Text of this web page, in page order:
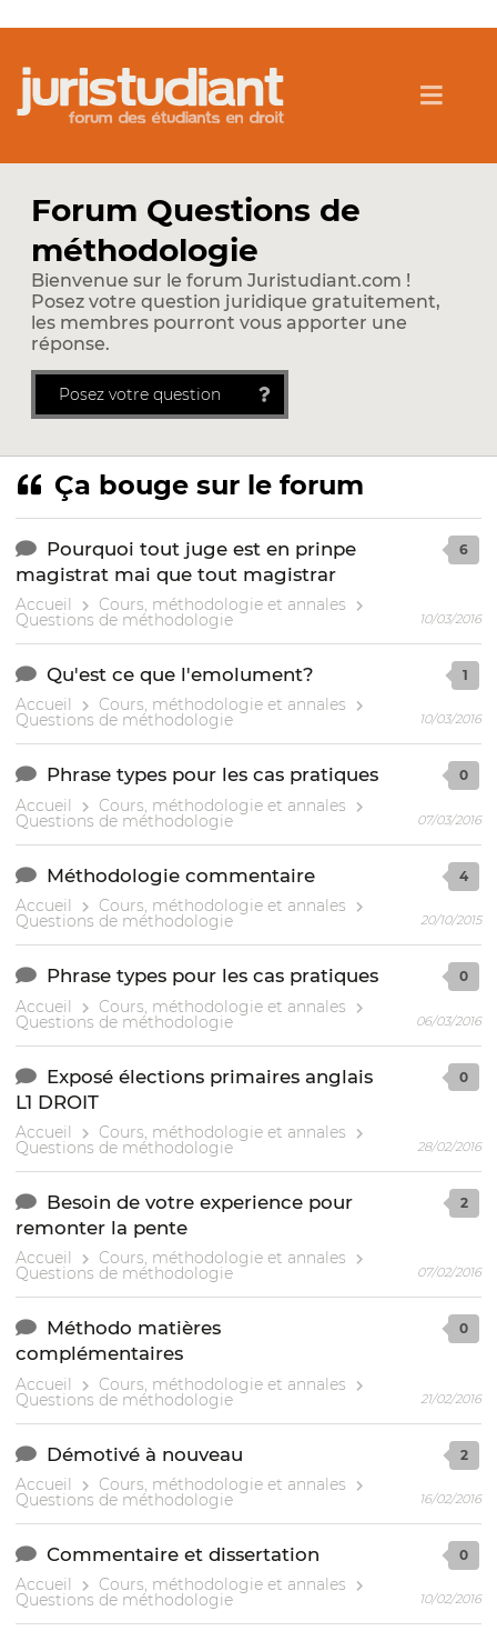
Forum Questions de
méthodologie
Bienvenue sur le forum Juristudiant.com !
Posez votre question juridique gratuitement,
les membres pourront vous apporter une
réponse.
Posez votre question
Ça bouge sur le forum
Pourquoi tout juge est en prinpe
magistrat mai que tout magistrar
Accueil Cours, méthodologie et annales
Questions de méthodologie
6
10/03/2016
Qu'est ce que l'emolument?
Accueil Cours, méthodologie et annales
Questions de méthodologie
1
10/03/2016
Phrase types pour les cas pratiques
Accueil Cours, méthodologie et annales
Questions de méthodologie
0
07/03/2016
Méthodologie commentaire
Accueil Cours, méthodologie et annales
Questions de méthodologie
4
20/10/2015
Phrase types pour les cas pratiques
Accueil Cours, méthodologie et annales
Questions de méthodologie
0
06/03/2016
Exposé élections primaires anglais
L1 DROIT
Accueil Cours, méthodologie et annales
Questions de méthodologie
0
28/02/2016
Besoin de votre experience pour
remonter la pente
Accueil Cours, méthodologie et annales
Questions de méthodologie
2
07/02/2016
Méthodo matières
complémentaires
Accueil Cours, méthodologie et annales
Questions de méthodologie
0
21/02/2016
Démotivé à nouveau
Accueil Cours, méthodologie et annales
Questions de méthodologie
2
16/02/2016
Commentaire et dissertation
Accueil Cours, méthodologie et annales
Questions de méthodologie
0
10/02/2016